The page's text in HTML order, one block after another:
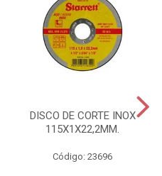
DISCO DE CORTE INOX
115X1X22,2MM.
Código: 23696